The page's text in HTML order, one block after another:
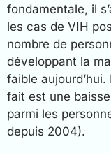
fondamentale, il
les cas de VIH
nombre de
développant la
faible
fait est une
parmi les
depuis 2004).